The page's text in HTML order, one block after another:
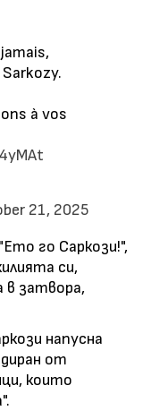
à vos
21, 2025
го Саркози!",
си,
в затвора,
напусна
от
които